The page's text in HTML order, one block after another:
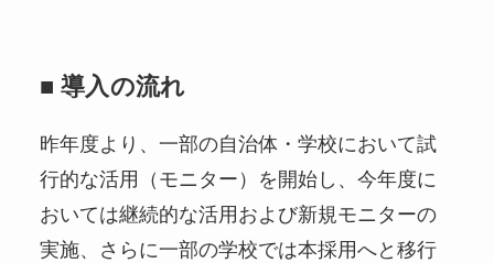
■ 導入の流れ
昨年度より、一部の自治体・学校において試
行的な活用（モニター）を開始し、今年度に
おいては継続的な活用および新規モニターの
実施、さらに一部の学校では本採用へと移行